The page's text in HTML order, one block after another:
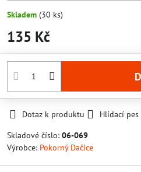
Skladem (30 ks)
135 Kč
Dotaz k produktu Hlídací pes
Skladové číslo: 06-069
Výrobce: Pokorný Dačice